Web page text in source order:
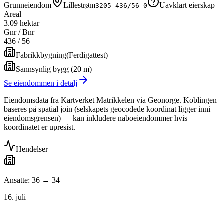
Grunneiendom
Lillestrøm3205-436/56-0
Uavklart eierskap
Areal
3.09 hektar
Gnr / Bnr
436 / 56
Fabrikkbygning(Ferdigattest)
Sannsynlig bygg (20 m)
Se eiendommen i detalj
Eiendomsdata fra Kartverket Matrikkelen via Geonorge. Koblingen
baseres på spatial join (selskapets geocodede koordinat ligger inni
eiendomsgrensen) — kan inkludere naboeiendommer hvis
koordinatet er upresist.
Hendelser
Ansatte: 36 → 34
16. juli